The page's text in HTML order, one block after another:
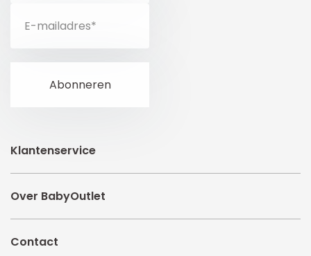
Klantenservice
Over BabyOutlet
Contact